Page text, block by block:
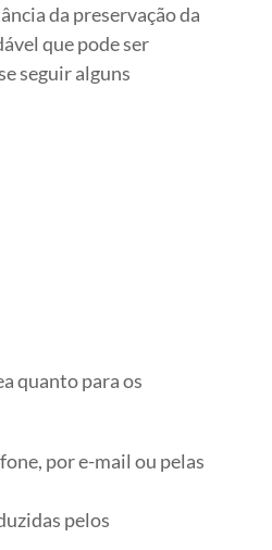
da preservação da
que pode ser
seguir alguns
quanto para os
por e-mail ou pelas
pelos